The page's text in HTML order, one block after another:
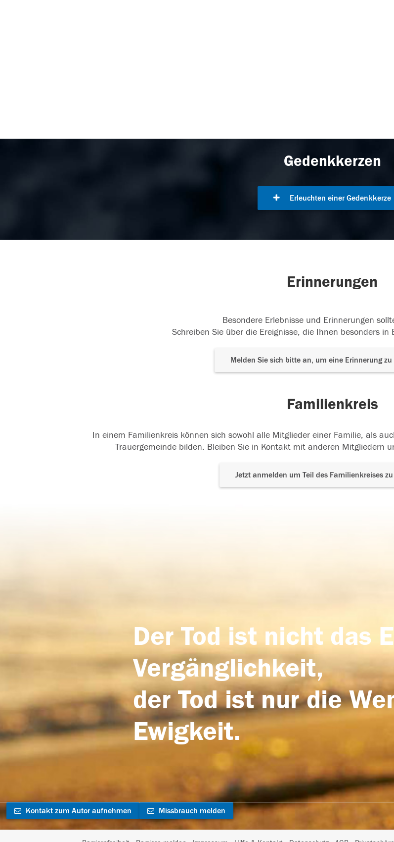
Gedenkkerzen
Erleuchten einer Gedenkkerze
Erinnerungen
Besondere Erlebnisse und Erinnerungen
Schreiben Sie über die Ereignisse, die Ihnen besonders in
Melden Sie sich bitte an, um eine Erinnerung zu
Familienkreis
In einem Familienkreis können sich sowohl alle Mitglieder einer Familie, als
Trauergemeinde bilden. Bleiben Sie in Kontakt mit anderen Mitgliedern
Jetzt anmelden um Teil des Familienkreises
Der Tod ist nicht das
Vergänglichkeit,
der Tod ist nur die
Ewigkeit.
Kontakt zum Autor aufnehmen Missbrauch melden